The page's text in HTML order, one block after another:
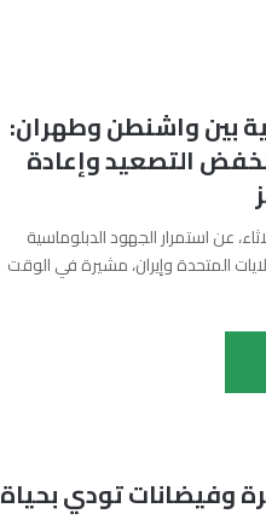
بين واشنطن وطهران:
التصعيد وإعادة
عن استمرار الجهود الدبلوماسية
المتحدة وإيران، مشيرة في الوقت
وفيضانات تودي بحياة